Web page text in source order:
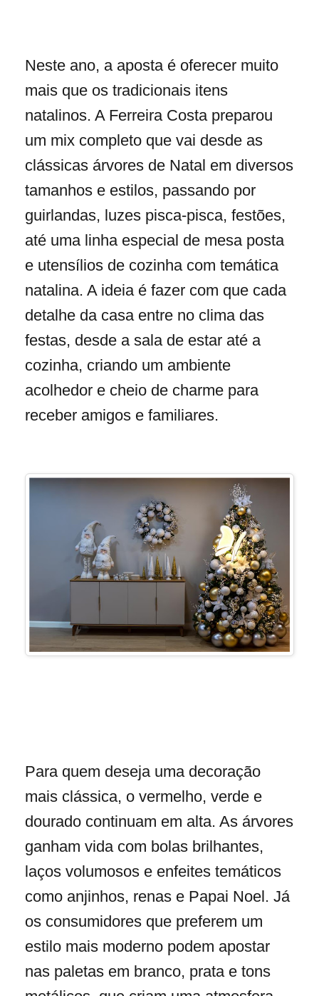
Neste ano, a aposta é oferecer muito
mais que os tradicionais itens
natalinos. A Ferreira Costa preparou
um mix completo que vai desde as
clássicas árvores de Natal em diversos
tamanhos e estilos, passando por
guirlandas, luzes pisca-pisca, festões,
até uma linha especial de mesa posta
e utensílios de cozinha com temática
natalina. A ideia é fazer com que cada
detalhe da casa entre no clima das
festas, desde a sala de estar até a
cozinha, criando um ambiente
acolhedor e cheio de charme para
receber amigos e familiares.
Para quem deseja uma decoração
mais clássica, o vermelho, verde e
dourado continuam em alta. As árvores
ganham vida com bolas brilhantes,
laços volumosos e enfeites temáticos
como anjinhos, renas e Papai Noel. Já
os consumidores que preferem um
estilo mais moderno podem apostar
nas paletas em branco, prata e tons